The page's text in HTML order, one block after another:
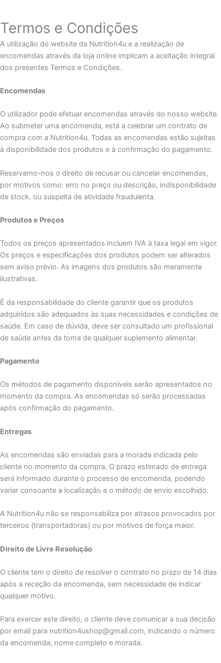
Termos e Condições
A utilização do website da Nutrition4u e a realização de
encomendas através da loja online implicam a aceitação integral
dos presentes Termos e Condições.
Encomendas
O utilizador pode efetuar encomendas através do nosso website.
Ao submeter uma encomenda, está a celebrar um contrato de
compra com a Nutrition4u. Todas as encomendas estão sujeitas
à disponibilidade dos produtos e à confirmação do pagamento.
Reservamo-nos o direito de recusar ou cancelar encomendas,
por motivos como: erro no preço ou descrição, indisponibilidade
de stock, ou suspeita de atividade fraudulenta.
Produtos e Preços
Todos os preços apresentados incluem IVA à taxa legal em vigor.
Os preços e especificações dos produtos podem ser alterados
sem aviso prévio. As imagens dos produtos são meramente
ilustrativas.
É da responsabilidade do cliente garantir que os produtos
adquiridos são adequados às suas necessidades e condições de
saúde. Em caso de dúvida, deve ser consultado um profissional
de saúde antes da toma de qualquer suplemento alimentar.
Pagamento
Os métodos de pagamento disponíveis serão apresentados no
momento da compra. As encomendas só serão processadas
após confirmação do pagamento.
Entregas
As encomendas são enviadas para a morada indicada pelo
cliente no momento da compra. O prazo estimado de entrega
será informado durante o processo de encomenda, podendo
variar consoante a localização e o método de envio escolhido.
A Nutrition4u não se responsabiliza por atrasos provocados por
terceiros (transportadoras) ou por motivos de força maior.
Direito de Livre Resolução
O cliente tem o direito de resolver o contrato no prazo de 14 dias
após a receção da encomenda, sem necessidade de indicar
qualquer motivo.
Para exercer este direito, o cliente deve comunicar a sua decisão
por email para nutrition4ushop@gmail.com, indicando o número
da encomenda, nome completo e morada.